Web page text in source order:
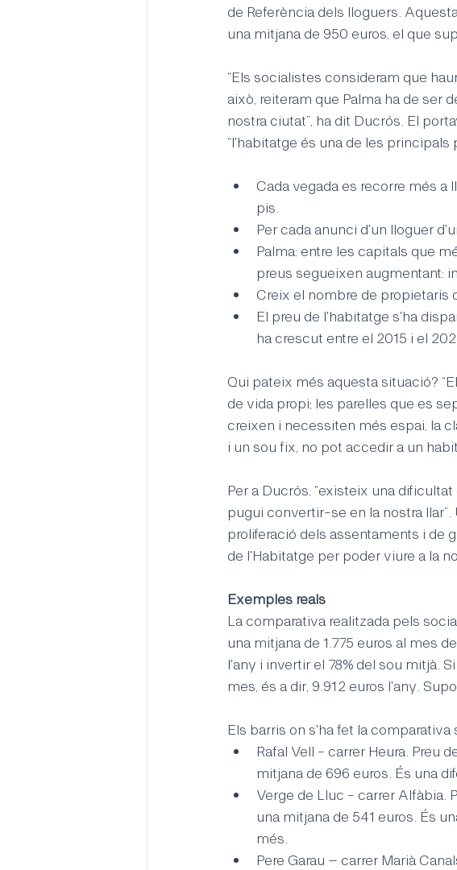
de Referència dels lloguers.
una mitjana de 950 euros, el que
“Els socialistes consideram que
això, reiteram que Palma ha de ser
nostra ciutat”, ha dit Ducrós. El
“l'habitatge és una de les
Cada vegada es recorre més
pis.
Per cada anunci d'un lloguer
Palma: entre les capitals que
preus segueixen augmentant:
Creix el nombre de propietaris
El preu de l'habitatge s'ha
ha crescut entre el 2015 i el
Qui pateix més aquesta situació?
de vida propi; les parelles que es
creixen i necessiten més espai, la
i un sou fix, no pot accedir a un
Per a Ducrós, “existeix una
pugui convertir-se en la nostra
proliferació dels assentaments i de
de l'Habitatge per poder viure a la
Exemples reals
La comparativa realitzada pels
una mitjana de 1.775 euros al mes
l'any i invertir el 78% del sou mitjà.
mes, és a dir, 9.912 euros l'any.
Els barris on s'ha fet la comparativa
Rafal Vell - carrer Heura. Preu
mitjana de 696 euros. És una
Verge de Lluc - carrer Alfàbia.
una mitjana de 541 euros. És
més.
Pere Garau – carrer Marià